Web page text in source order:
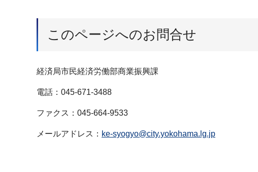
このページへのお問合せ
経済局市民経済労働部商業振興課
電話：045-671-3488
ファクス：045-664-9533
メールアドレス： ke-syogyo@city.yokohama.lg.jp